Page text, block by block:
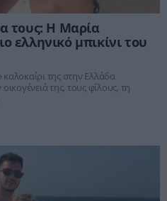
τους: Η Μαρία
ελληνικό μπικίνι του
της στην Ελλάδα
της, τους φίλους, τη